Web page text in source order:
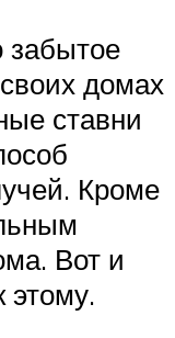
забытое
домах
ставни
Кроме
Вот и
этому.